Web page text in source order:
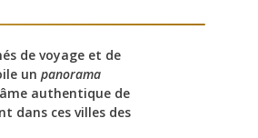
de voyage et de
un panorama
authentique de
dans ces villes des